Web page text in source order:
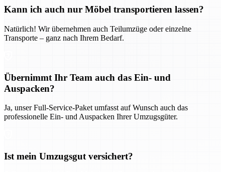
Kann ich auch nur Möbel transportieren lassen?
Natürlich! Wir übernehmen auch Teilumzüge oder einzelne
Transporte – ganz nach Ihrem Bedarf.
Übernimmt Ihr Team auch das Ein- und
Auspacken?
Ja, unser Full-Service-Paket umfasst auf Wunsch auch das
professionelle Ein- und Auspacken Ihrer Umzugsgüter.
Ist mein Umzugsgut versichert?